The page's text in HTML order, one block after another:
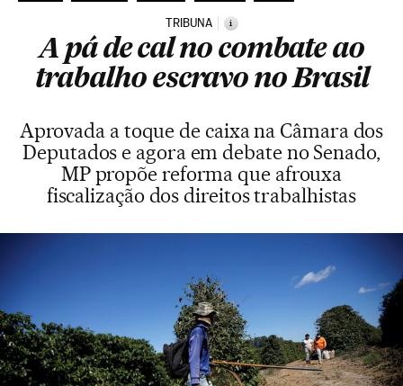
TRIBUNA i
A pá de cal no combate ao
trabalho escravo no Brasil
Aprovada a toque de caixa na Câmara dos
Deputados e agora em debate no Senado,
MP propõe reforma que afrouxa
fiscalização dos direitos trabalhistas